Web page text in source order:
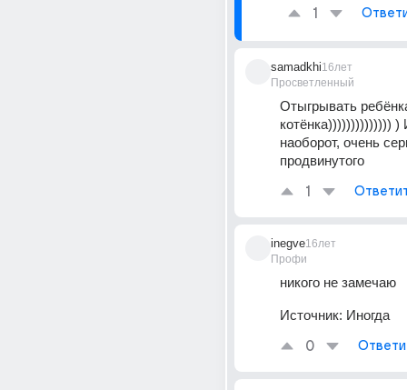
1
samadkhi
Просветленный
16лет
Отыгрывать
котёнка)))))))))))))) )
наоборот, очень
продвинутого
1
inegve
Профи
16лет
никого не замечаю
Источник: Иногда
0